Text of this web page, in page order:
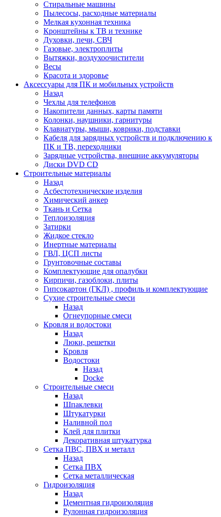
Стиральные машины
Пылесосы, расходные материалы
Мелкая кухонная техника
Кронштейны к ТВ и технике
Духовки, печи, СВЧ
Газовые, электроплиты
Вытяжки, воздухоочистители
Весы
Красота и здоровье
Аксессуары для ПК и мобильных устройств
Назад
Чехлы для телефонов
Накопители данных, карты памяти
Колонки, наушники, гарнитуры
Клавиатуры, мыши, коврики, подставки
Кабеля для зарядных устройств и подключению к
ПК и ТВ, переходники
Зарядные устройства, внешние аккумуляторы
Диски DVD CD
Строительные материалы
Назад
Асбестотехнические изделия
Химический анкер
Ткань и Сетка
Теплоизоляция
Затирки
Жидкое стекло
Инертные материалы
ГВЛ, ЦСП листы
Грунтовочные составы
Комплектующие для опалубки
Кирпичи, газоблоки, плиты
Гипсокартон (ГКЛ) , профиль и комплектующие
Сухие строительные смеси
Назад
Огнеупорные смеси
Кровля и водостоки
Назад
Люки, решетки
Кровля
Водостоки
Назад
Docke
Строительные смеси
Назад
Шпаклевки
Штукатурки
Наливной пол
Клей для плитки
Декоративная штукатурка
Сетка ПВС, ПВХ и металл
Назад
Сетка ПВХ
Сетка металлическая
Гидроизоляция
Назад
Цементная гидроизоляция
Рулонная гидроизоляция